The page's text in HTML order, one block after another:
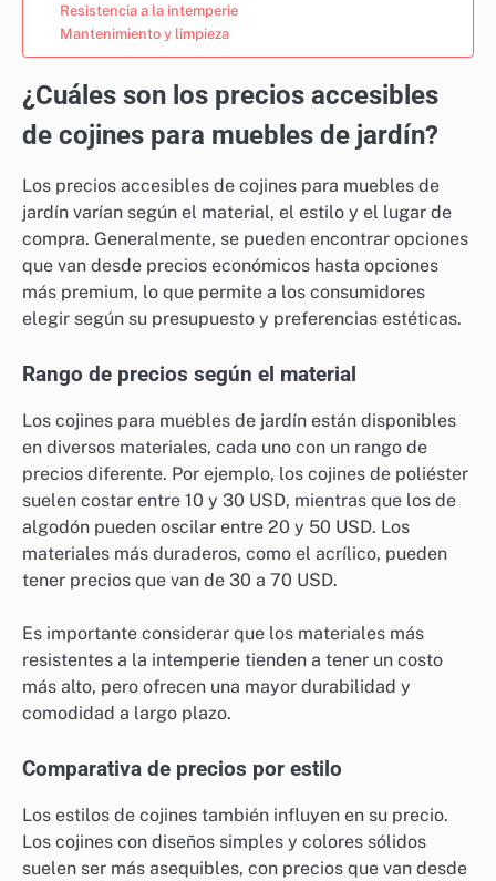
Resistencia a la intemperie
Mantenimiento y limpieza
¿Cuáles son los precios accesibles
de cojines para muebles de jardín?
Los precios accesibles de cojines para muebles de
jardín varían según el material, el estilo y el lugar de
compra. Generalmente, se pueden encontrar opciones
que van desde precios económicos hasta opciones
más premium, lo que permite a los consumidores
elegir según su presupuesto y preferencias estéticas.
Rango de precios según el material
Los cojines para muebles de jardín están disponibles
en diversos materiales, cada uno con un rango de
precios diferente. Por ejemplo, los cojines de poliéster
suelen costar entre 10 y 30 USD, mientras que los de
algodón pueden oscilar entre 20 y 50 USD. Los
materiales más duraderos, como el acrílico, pueden
tener precios que van de 30 a 70 USD.
Es importante considerar que los materiales más
resistentes a la intemperie tienden a tener un costo
más alto, pero ofrecen una mayor durabilidad y
comodidad a largo plazo.
Comparativa de precios por estilo
Los estilos de cojines también influyen en su precio.
Los cojines con diseños simples y colores sólidos
suelen ser más asequibles, con precios que van desde